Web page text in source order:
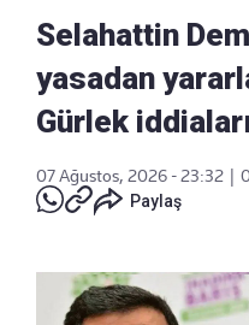
Selahattin
yasadan
Gürlek
07 Ağustos, 2026 - 23:32
Paylaş